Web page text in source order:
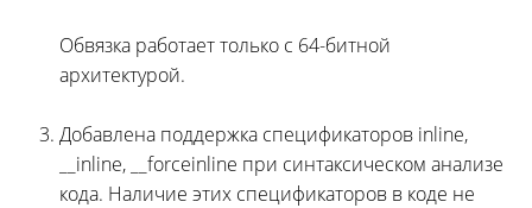
Обвязка работает только с 64-битной
архитектурой.
Добавлена поддержка спецификаторов inline,
__inline, __forceinline при синтаксическом анализе
кода. Наличие этих спецификаторов в коде не